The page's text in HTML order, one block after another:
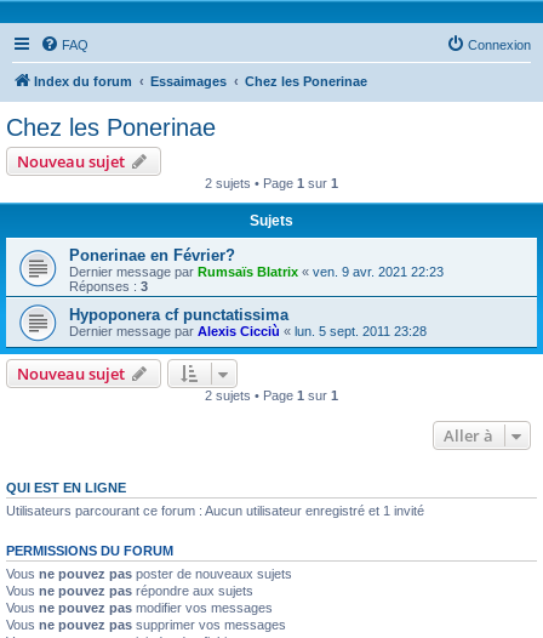
FAQ Connexion
Index du forum Essaimages Chez les Ponerinae
Chez les Ponerinae
Nouveau sujet
2 sujets • Page 1 sur 1
Sujets
Ponerinae en Février?
Dernier message par Rumsaïs Blatrix « ven. 9 avr. 2021 22:23
Réponses : 3
Hypoponera cf punctatissima
Dernier message par Alexis Cicciù « lun. 5 sept. 2011 23:28
Nouveau sujet
2 sujets • Page 1 sur 1
Aller à
QUI EST EN LIGNE
Utilisateurs parcourant ce forum : Aucun utilisateur enregistré et 1 invité
PERMISSIONS DU FORUM
Vous ne pouvez pas poster de nouveaux sujets
Vous ne pouvez pas répondre aux sujets
Vous ne pouvez pas modifier vos messages
Vous ne pouvez pas supprimer vos messages